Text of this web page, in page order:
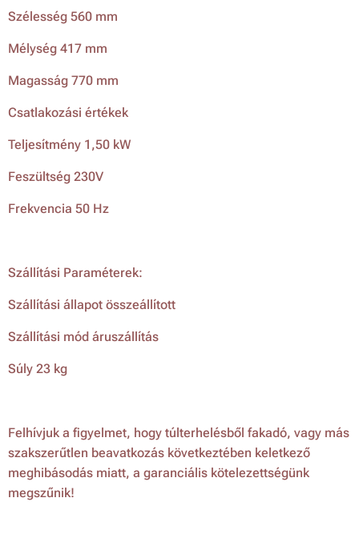
Szélesség 560 mm
Mélység 417 mm
Magasság 770 mm
Csatlakozási értékek
Teljesítmény 1,50 kW
Feszültség 230V
Frekvencia 50 Hz
Szállítási Paraméterek:
Szállítási állapot összeállított
Szállítási mód áruszállítás
Súly 23 kg
Felhívjuk a figyelmet, hogy túlterhelésből fakadó, vagy más
szakszerűtlen beavatkozás következtében keletkező
meghibásodás miatt, a garanciális kötelezettségünk
megszűnik!